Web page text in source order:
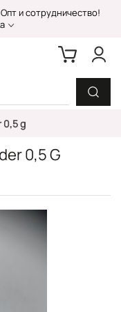
Опт и сотрудничество!
0,5 g
0,5 G